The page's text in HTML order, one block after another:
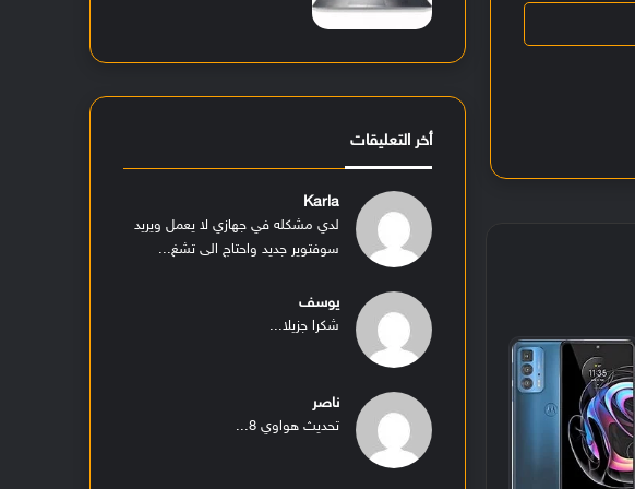
أخر التعليقات
Karla
لدي مشكله في جهازي لا يعمل ويريد
سوفتوير جديد واحتاج الى تشغ...
يوسف
شكرا جزيلا...
ناصر
تحديث هواوي 8...